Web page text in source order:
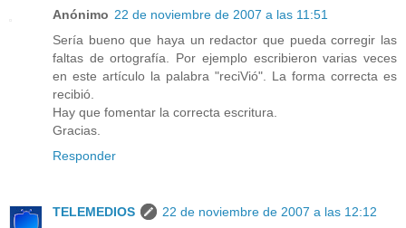
Anónimo 22 de noviembre de 2007 a las 11:51
Sería bueno que haya un redactor que pueda corregir las
faltas de ortografía. Por ejemplo escribieron varias veces
en este artículo la palabra "reciVió". La forma correcta es
recibió.
Hay que fomentar la correcta escritura.
Gracias.
Responder
TELEMEDIOS
22 de noviembre de 2007 a las 12:12